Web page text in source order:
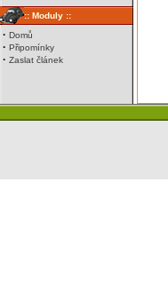
:: Moduly ::
· Domů
· Připomínky
· Zaslat článek